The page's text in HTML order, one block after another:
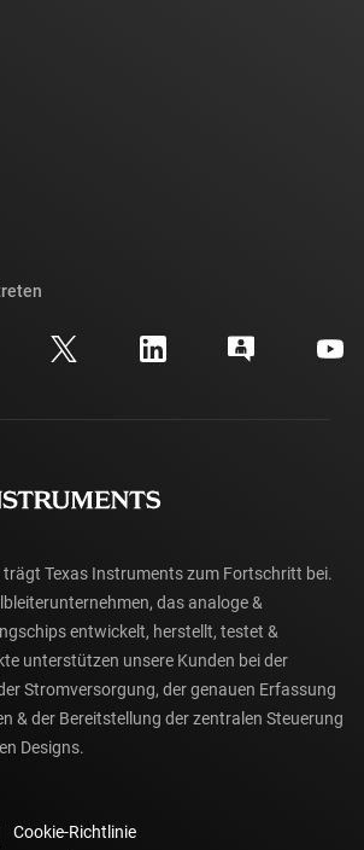
Foren
zu Bestellungen
Texas Instruments zum Fortschritt bei.
das analoge &
entwickelt, herstellt, testet &
unterstützen unsere Kunden bei der
Stromversorgung, der genauen Erfassung
& der Bereitstellung der zentralen Steuerung
Designs.
Cookie-Richtlinie